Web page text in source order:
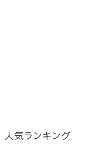
人気ランキング